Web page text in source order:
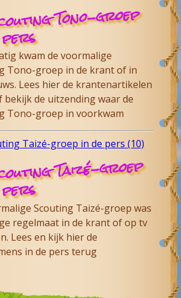
Tono-groep
kwam de voormalige
Tono-groep in de krant of in
Lees hier de krantenartikelen
bekijk de uitzending waar de
Tono-groep in voorkwam
Taizé-groep in de pers (10)
Taizé-groep
Scouting Taizé-groep was
regelmaat in de krant of op tv
Lees en kijk hier de
in de pers terug